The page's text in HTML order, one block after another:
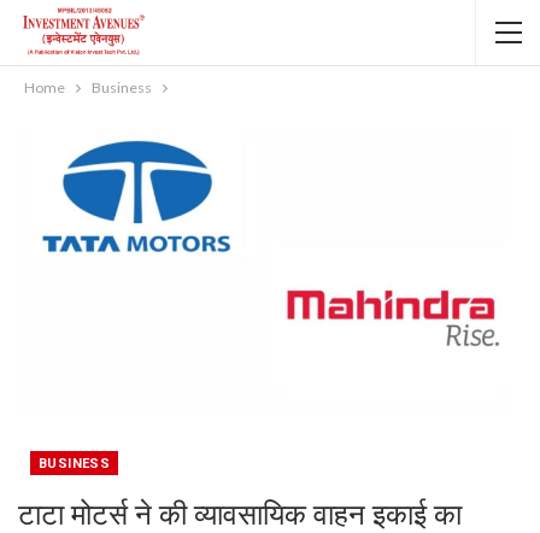
Home Business
BUSINESS
टाटा मोटर्स ने की व्यावसायिक वाहन इकाई का